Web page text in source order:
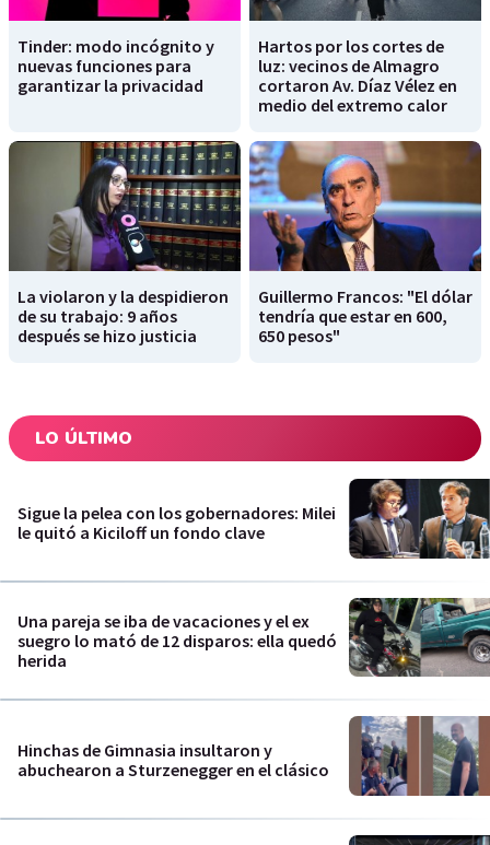
Tinder: modo incógnito y
nuevas funciones para
garantizar la privacidad
Hartos por los cortes de
luz: vecinos de Almagro
cortaron Av. Díaz Vélez en
medio del extremo calor
La violaron y la despidieron
de su trabajo: 9 años
después se hizo justicia
Guillermo Francos: "El dólar
tendría que estar en 600,
650 pesos"
LO ÚLTIMO
Sigue la pelea con los gobernadores: Milei
le quitó a Kiciloff un fondo clave
Una pareja se iba de vacaciones y el ex
suegro lo mató de 12 disparos: ella quedó
herida
Hinchas de Gimnasia insultaron y
abuchearon a Sturzenegger en el clásico